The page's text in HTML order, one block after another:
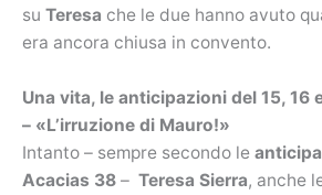
su Teresa che le due hanno avuto
era ancora chiusa in convento.
Una vita, le anticipazioni del 15, 16
– «L’irruzione di Mauro!»
Intanto – sempre secondo le
Acacias 38 – Teresa Sierra, anche